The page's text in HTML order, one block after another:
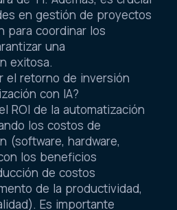
en gestión de proyectos
para coordinar los
una
exitosa.
el retorno de inversión
con IA?
ROI de la automatización
los costos de
(software, hardware,
los beneficios
de costos
de la productividad,
Es importante